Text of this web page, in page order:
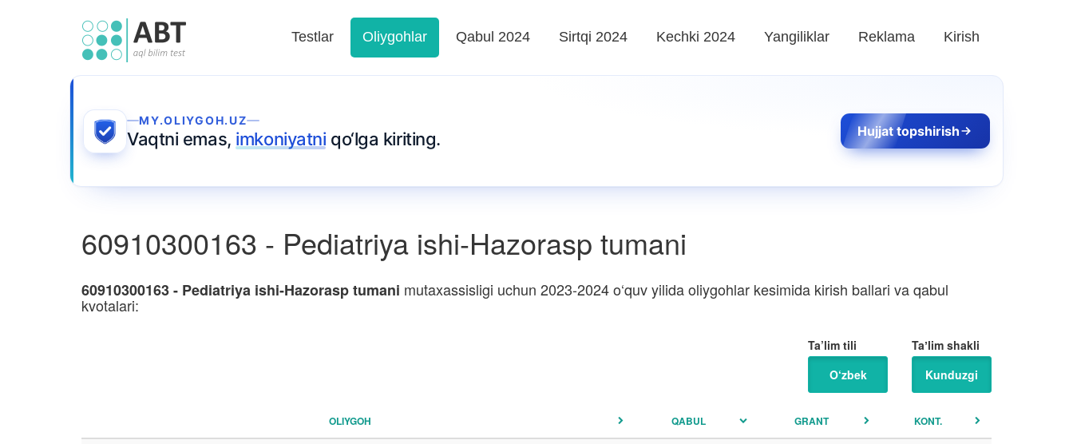
Testlar Oliygohlar Qabul 2024 Sirtqi 2024 Kechki 2024 Yangiliklar Reklama Kirish
MY.OLIYGOH.UZ
Vaqtni emas, imkoniyatni qo‘lga kiriting. Hujjat topshirish
60910300163 - Pediatriya ishi-Hazorasp tumani
60910300163 - Pediatriya ishi-Hazorasp tumani mutaxassisligi uchun 2023-2024 o‘quv yilida oliygohlar kesimida kirish ballari va qabul
kvotalari:
Taʼlim shakli
Kunduzgi
Ta’lim tili
O‘zbek
OLIYGOH QABUL GRANT KONT.